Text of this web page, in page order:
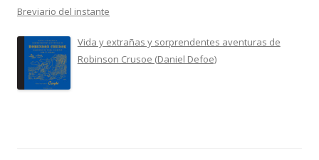
Breviario del instante
Vida y extrañas y sorprendentes aventuras de
Robinson Crusoe (Daniel Defoe)